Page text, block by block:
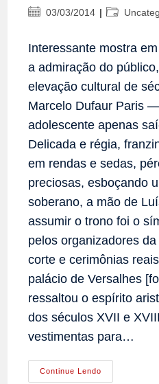
Post03/03/2014
Categoria
Interessante mostra
a admiração do
elevação cultural de
Marcelo Dufaur Paris
adolescente apenas
Delicada e régia,
em rendas e sedas,
preciosas, esboçando
soberano, a mão de
assumir o trono foi o
pelos organizadores
corte e cerimônias
palácio de Versalhes
ressaltou o espírito
dos séculos XVII e
vestimentas para…
Continue Lendo
E